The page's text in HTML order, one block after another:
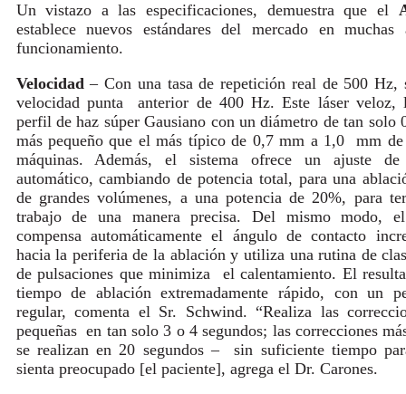
Un vistazo a las especificaciones, demuestra que el
establece nuevos estándares del mercado en muchas
funcionamiento.
Velocidad – Con una tasa de repetición real de 500 Hz,
velocidad punta anterior de 400 Hz. Este láser veloz,
perfil de haz súper Gausiano con un diámetro de tan solo
más pequeño que el más típico de 0,7 mm a 1,0 mm de
máquinas. Además, el sistema ofrece un ajuste de
automático, cambiando de potencia total, para una
de grandes volúmenes, a una potencia de 20%, para
trabajo de una manera precisa. Del mismo modo,
compensa automáticamente el ángulo de contacto
hacia la periferia de la ablación y utiliza una rutina de
de pulsaciones que minimiza el calentamiento. El
tiempo de ablación extremadamente rápido, con un
regular, comenta el Sr. Schwind. “Realiza las
pequeñas en tan solo 3 o 4 segundos; las correcciones
se realizan en 20 segundos – sin suficiente tiempo
sienta preocupado [el paciente], agrega el Dr. Carones.